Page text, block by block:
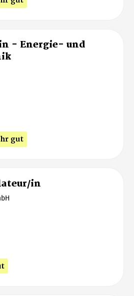
- Energie- und
gut
in